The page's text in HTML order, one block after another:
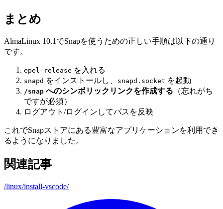
まとめ
AlmaLinux 10.1でSnapを使うための正しい手順は以下の通り
です。
epel-release を入れる
snapd をインストールし、 snapd.socket を起動
/snap へのシンボリックリンクを作成する （忘れがち
ですが必須）
ログアウト/ログインしてパスを反映
これでSnapストアにある豊富なアプリケーションを利用でき
るようになりました。
関連記事
/linux/install-vscode/